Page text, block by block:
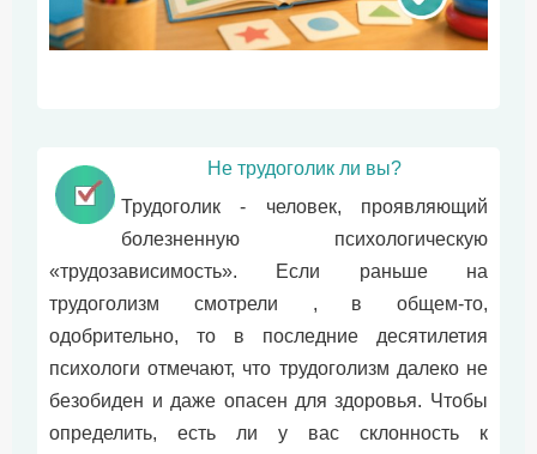
Не трудоголик ли вы?
Трудоголик - человек, проявляющий
болезненную психологическую
«трудозависимость». Если раньше на
трудоголизм смотрели , в общем-то,
одобрительно, то в последние десятилетия
психологи отмечают, что трудоголизм далеко не
безобиден и даже опасен для здоровья. Чтобы
определить, есть ли у вас склонность к